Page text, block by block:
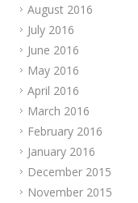
August 2016
July 2016
June 2016
May 2016
April 2016
March 2016
February 2016
January 2016
December 2015
November 2015